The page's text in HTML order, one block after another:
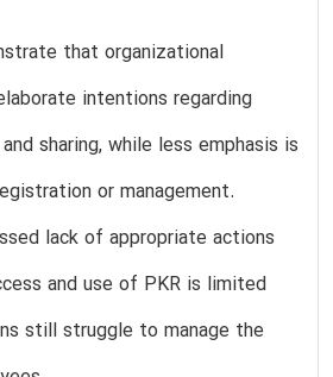
that organizational
intentions regarding
sharing, while less emphasis is
or management.
lack of appropriate actions
and use of PKR is limited
still struggle to manage the